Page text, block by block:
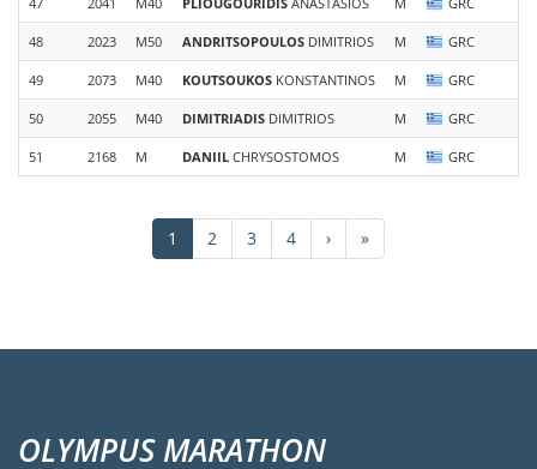
48 2023 M50 ANDRITSOPOULOS DIMITRIOS M GRC
49 2073 M40 KOUTSOUKOS KONSTANTINOS M GRC
50 2055 M40 DIMITRIADIS DIMITRIOS M GRC
51 2168 M DANIIL CHRYSOSTOMOS M GRC
Σελιδοποίηση
Τρέχουσα
σελίδα
1 Σελίδα
2 Σελίδα
3 Σελίδα
4
Next
page
›
Last
page
»
OLYMPUS MARATHON